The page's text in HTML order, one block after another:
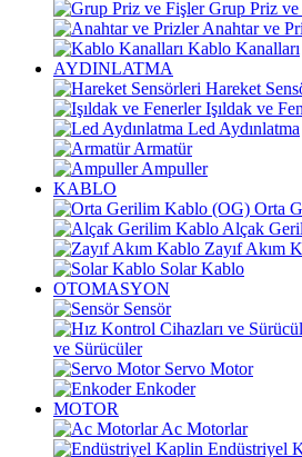
Grup Priz ve
Anahtar ve
Kablo Kanalları
AYDINLATMA
Hareket
Işıldak ve
Led Aydınlatma
Armatür
Ampuller
KABLO
Orta
Alçak
Zayıf Akım
Solar Kablo
OTOMASYON
Sensör
ve Sürücüler
Servo Motor
Enkoder
MOTOR
Ac Motorlar
Endüstriyel